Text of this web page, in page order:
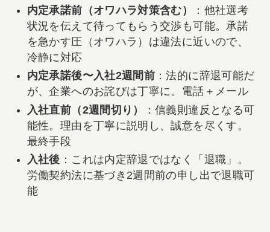
内定承諾前（オワハラ対策含む）
：他社選考
状況を伝えて待ってもらう交渉も可能。承諾
を急かす圧（オワハラ）は違法に近いので、
冷静に対応
内定承諾後〜入社2週間前 ：法的に辞退可能だ
が、企業へのお詫びは丁寧に。電話＋メール
入社直前（2週間切り）
：信義則違反となる可
能性。理由を丁寧に説明し、誠意を尽くす。
最終手段
入社後 ：これは内定辞退ではなく「退職」。
労働契約法に基づき2週間前の申し出で退職可
能